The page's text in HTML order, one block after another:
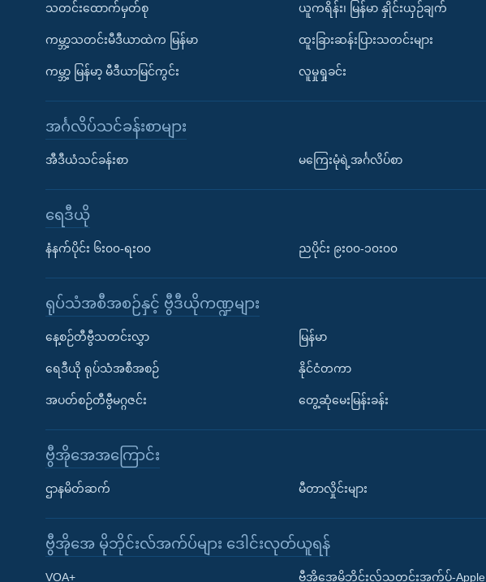
Learning English
သတင်းထောက်မှတ်စု
ကမ္ဘာ့သတင်းမီဒီယာထဲက မြန်မာ
ကမ္ဘာ့ မြန်မာ့ မီဒီယာမြင်ကွင်း
ယူကရိန်း၊ မြန်မာ နှိုင်းယှဉ်ချက်
ထူးခြားဆန်းပြားသတင်းများ
လူမှုရှုခင်း
အင်္ဂလိပ်သင်ခန်းစာများ
အီဒီယံသင်ခန်းစာ မကြေးမုံရဲ့အင်္ဂလိပ်စာ
ရေဒီယို
နံနက်ပိုင်း ၆း၀၀-ရး၀၀ ညပိုင်း ၉း၀၀-၁၀း၀၀
ရုပ်သံအစီအစဉ်နှင့် ဗွီဒီယိုကဏ္ဍများ
နေ့စဉ်တီဗွီသတင်းလွှာ
ရေဒီယို ရုပ်သံအစီအစဉ်
အပတ်စဉ်တီဗွီမဂ္ဂဇင်း
မြန်မာ
နိုင်ငံတကာ
တွေ့ဆုံမေးမြန်းခန်း
ဗွီအိုအေအကြောင်း
ဌာနမိတ်ဆက် မီတာလှိုင်းများ
ဗွီအိုအေ မိုဘိုင်းလ်အက်ပ်များ ဒေါင်းလုတ်ယူရန်
VOA+ ဗွီအိုအေမိုဘိုင်းလ်သတင်းအက်ပ်-Apple